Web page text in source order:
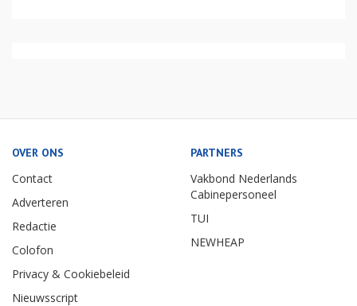
OVER ONS
Contact
Adverteren
Redactie
Colofon
Privacy & Cookiebeleid
Nieuwsscript
PARTNERS
Vakbond Nederlands
Cabinepersoneel
TUI
NEWHEAP